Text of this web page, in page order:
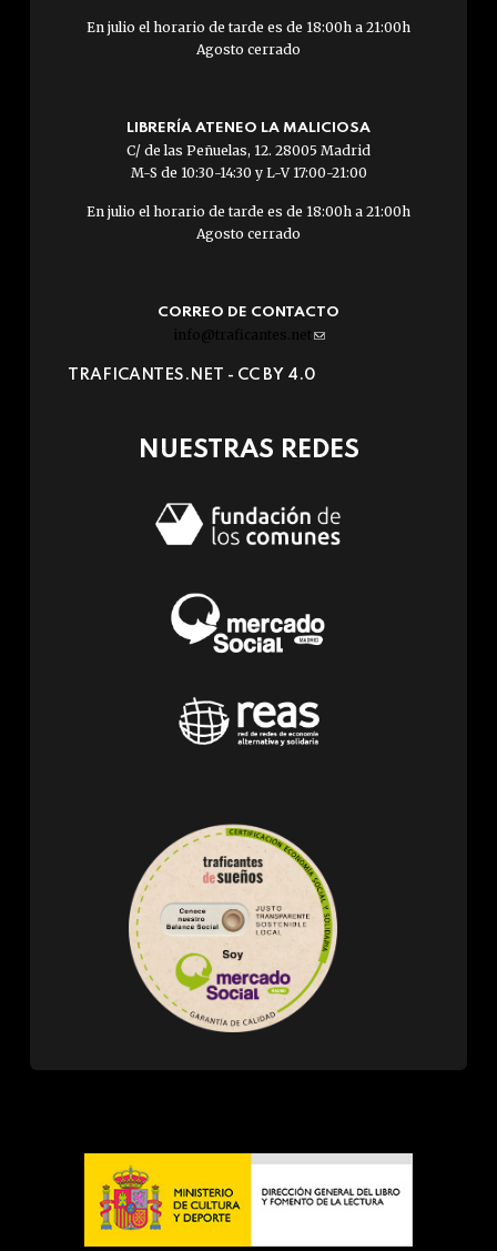
En julio el horario de tarde es de 18:00h a 21:00h
Agosto cerrado
LIBRERÍA ATENEO LA MALICIOSA
C/ de las Peñuelas, 12. 28005 Madrid
M-S de 10:30-14:30 y L-V 17:00-21:00
En julio el horario de tarde es de 18:00h a 21:00h
Agosto cerrado
CORREO DE CONTACTO
info@traficantes.net (link
e-
TRAFICANTES.NET - CC BY 4.0
NUESTRAS REDES